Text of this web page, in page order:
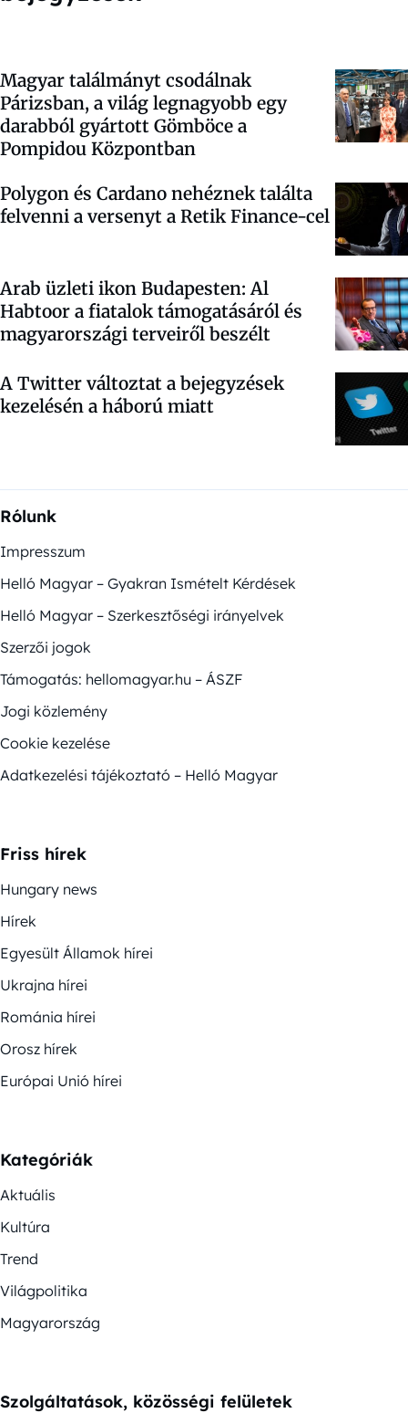
Magyar találmányt csodálnak
Párizsban, a világ legnagyobb egy
darabból gyártott Gömböce a
Pompidou Központban
Polygon és Cardano nehéznek találta
felvenni a versenyt a Retik Finance-cel
Arab üzleti ikon Budapesten: Al
Habtoor a fiatalok támogatásáról és
magyarországi terveiről beszélt
A Twitter változtat a bejegyzések
kezelésén a háború miatt
Rólunk
Impresszum
Helló Magyar – Gyakran Ismételt Kérdések
Helló Magyar – Szerkesztőségi irányelvek
Szerzői jogok
Támogatás: hellomagyar.hu – ÁSZF
Jogi közlemény
Cookie kezelése
Adatkezelési tájékoztató – Helló Magyar
Friss hírek
Hungary news
Hírek
Egyesült Államok hírei
Ukrajna hírei
Románia hírei
Orosz hírek
Európai Unió hírei
Kategóriák
Aktuális
Kultúra
Trend
Világpolitika
Magyarország
Szolgáltatások, közösségi felületek